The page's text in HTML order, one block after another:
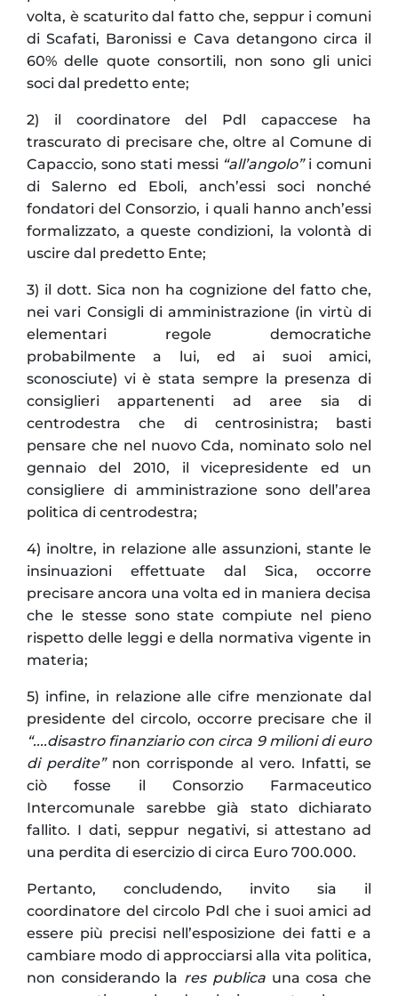
volta, è scaturito dal fatto che, seppur i comuni
di Scafati, Baronissi e Cava detangono circa il
60% delle quote consortili, non sono gli unici
soci dal predetto ente;
2) il coordinatore del Pdl capaccese ha
trascurato di precisare che, oltre al Comune di
Capaccio, sono stati messi “all’angolo”i comuni
di Salerno ed Eboli, anch’essi soci nonché
fondatori del Consorzio, i quali hanno anch’essi
formalizzato, a queste condizioni, la volontà di
uscire dal predetto Ente;
3) il dott. Sica non ha cognizione del fatto che,
nei vari Consigli di amministrazione (in virtù di
elementari regole democratiche
probabilmente a lui, ed ai suoi amici,
sconosciute) vi è stata sempre la presenza di
consiglieri appartenenti ad aree sia di
centrodestra che di centrosinistra; basti
pensare che nel nuovo Cda, nominato solo nel
gennaio del 2010, il vicepresidente ed un
consigliere di amministrazione sono dell’area
politica di centrodestra;
4) inoltre, in relazione alle assunzioni, stante le
insinuazioni effettuate dal Sica, occorre
precisare ancora una volta ed in maniera decisa
che le stesse sono state compiute nel pieno
rispetto delle leggi e della normativa vigente in
materia;
5) infine, in relazione alle cifre menzionate dal
presidente del circolo, occorre precisare che il
“....disastro finanziario con circa 9 milioni di euro
di perdite”non corrisponde al vero. Infatti, se
ciò fosse il Consorzio Farmaceutico
Intercomunale sarebbe già stato dichiarato
fallito. I dati, seppur negativi, si attestano ad
una perdita di esercizio di circa Euro 700.000.
Pertanto, concludendo, invito sia il
coordinatore del circolo Pdl che i suoi amici ad
essere più precisi nell’esposizione dei fatti e a
cambiare modo di approcciarsi alla vita politica,
non considerando la res publicauna cosa che